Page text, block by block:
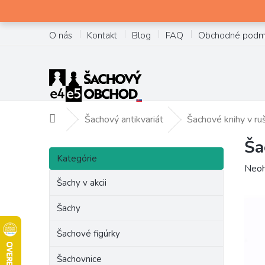
na
O nás Kontakt Blog FAQ Obchodné
DomovŠachový antikvariát Šachové knihy v
B
č
Preskočiť
kategórie
Kategórie
Šachy v akcii
Šachy
Šachové figúrky
Šachovnice